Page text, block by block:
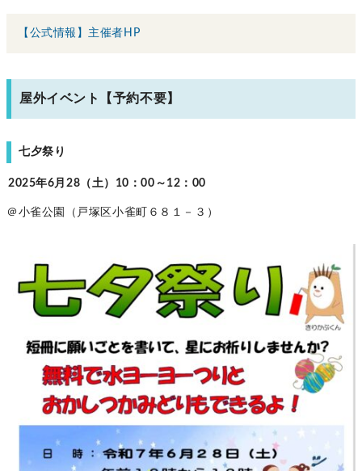
【公式情報】主催者HP
屋外イベント【予約不要】
七夕祭り
2025年6月28（土）10：00～12：00
＠小雀公園（戸塚区小雀町６８１－３）